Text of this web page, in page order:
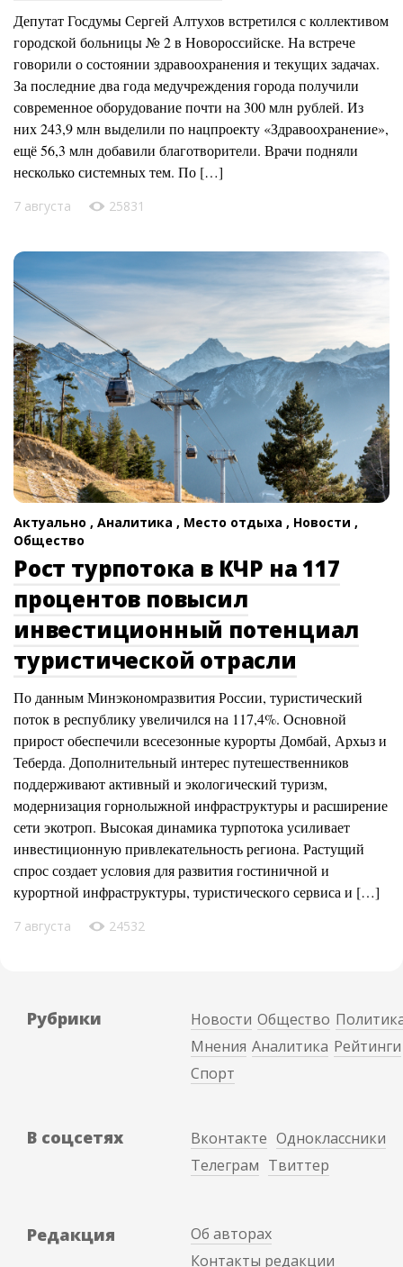
Депутат Госдумы Сергей Алтухов встретился с коллективом
городской больницы № 2 в Новороссийске. На встрече
говорили о состоянии здравоохранения и текущих задачах.
За последние два года медучреждения города получили
современное оборудование почти на 300 млн рублей. Из
них 243,9 млн выделили по нацпроекту «Здравоохранение»,
ещё 56,3 млн добавили благотворители. Врачи подняли
несколько системных тем. По […]
7 августа 25831
Актуально , Аналитика , Место отдыха , Новости ,
Общество
Рост турпотока в КЧР на 117
процентов повысил
инвестиционный потенциал
туристической отрасли
По данным Минэкономразвития России, туристический
поток в республику увеличился на 117,4%. Основной
прирост обеспечили всесезонные курорты Домбай, Архыз и
Теберда. Дополнительный интерес путешественников
поддерживают активный и экологический туризм,
модернизация горнолыжной инфраструктуры и расширение
сети экотроп. Высокая динамика турпотока усиливает
инвестиционную привлекательность региона. Растущий
спрос создает условия для развития гостиничной и
курортной инфраструктуры, туристического сервиса и […]
7 августа 24532
Рубрики Новости Общество
Мнения Аналитика Рейтинги
Спорт
В соцсетях Вконтакте Одноклассники
Телеграм Твиттер
Редакция
Об авторах
Контакты редакции